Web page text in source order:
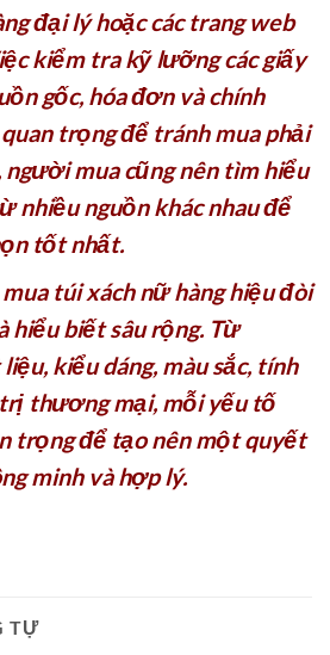
đại lý hoặc các trang web
kiểm tra kỹ lưỡng các giấy
gốc, hóa đơn và chính
trọng để tránh mua phải
người mua cũng nên tìm hiểu
nhiều nguồn khác nhau để
tốt nhất.
túi xách nữ hàng hiệu đòi
hiểu biết sâu rộng. Từ
kiểu dáng, màu sắc, tính
thương mại, mỗi yếu tố
trọng để tạo nên một quyết
minh và hợp lý.
TỰ